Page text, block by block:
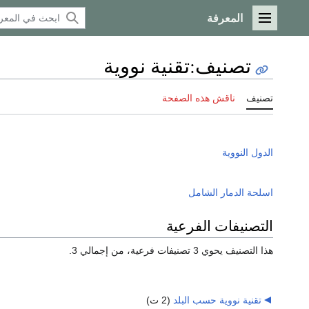
القائمة الرئيسية
المعرفة
تصنيف:تقنية نووية
تصنيف ناقش هذه الصفحة
الدول النووية
اسلحة الدمار الشامل
التصنيفات الفرعية
هذا التصنيف يحوي 3 تصنيفات فرعية، من إجمالي 3.
تقنية نووية حسب البلد (2 ت)